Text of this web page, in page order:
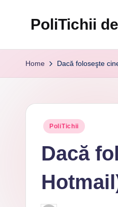
PoliTichii
Home Dacă foloseşte
Posted
PoliTichii
Dacă